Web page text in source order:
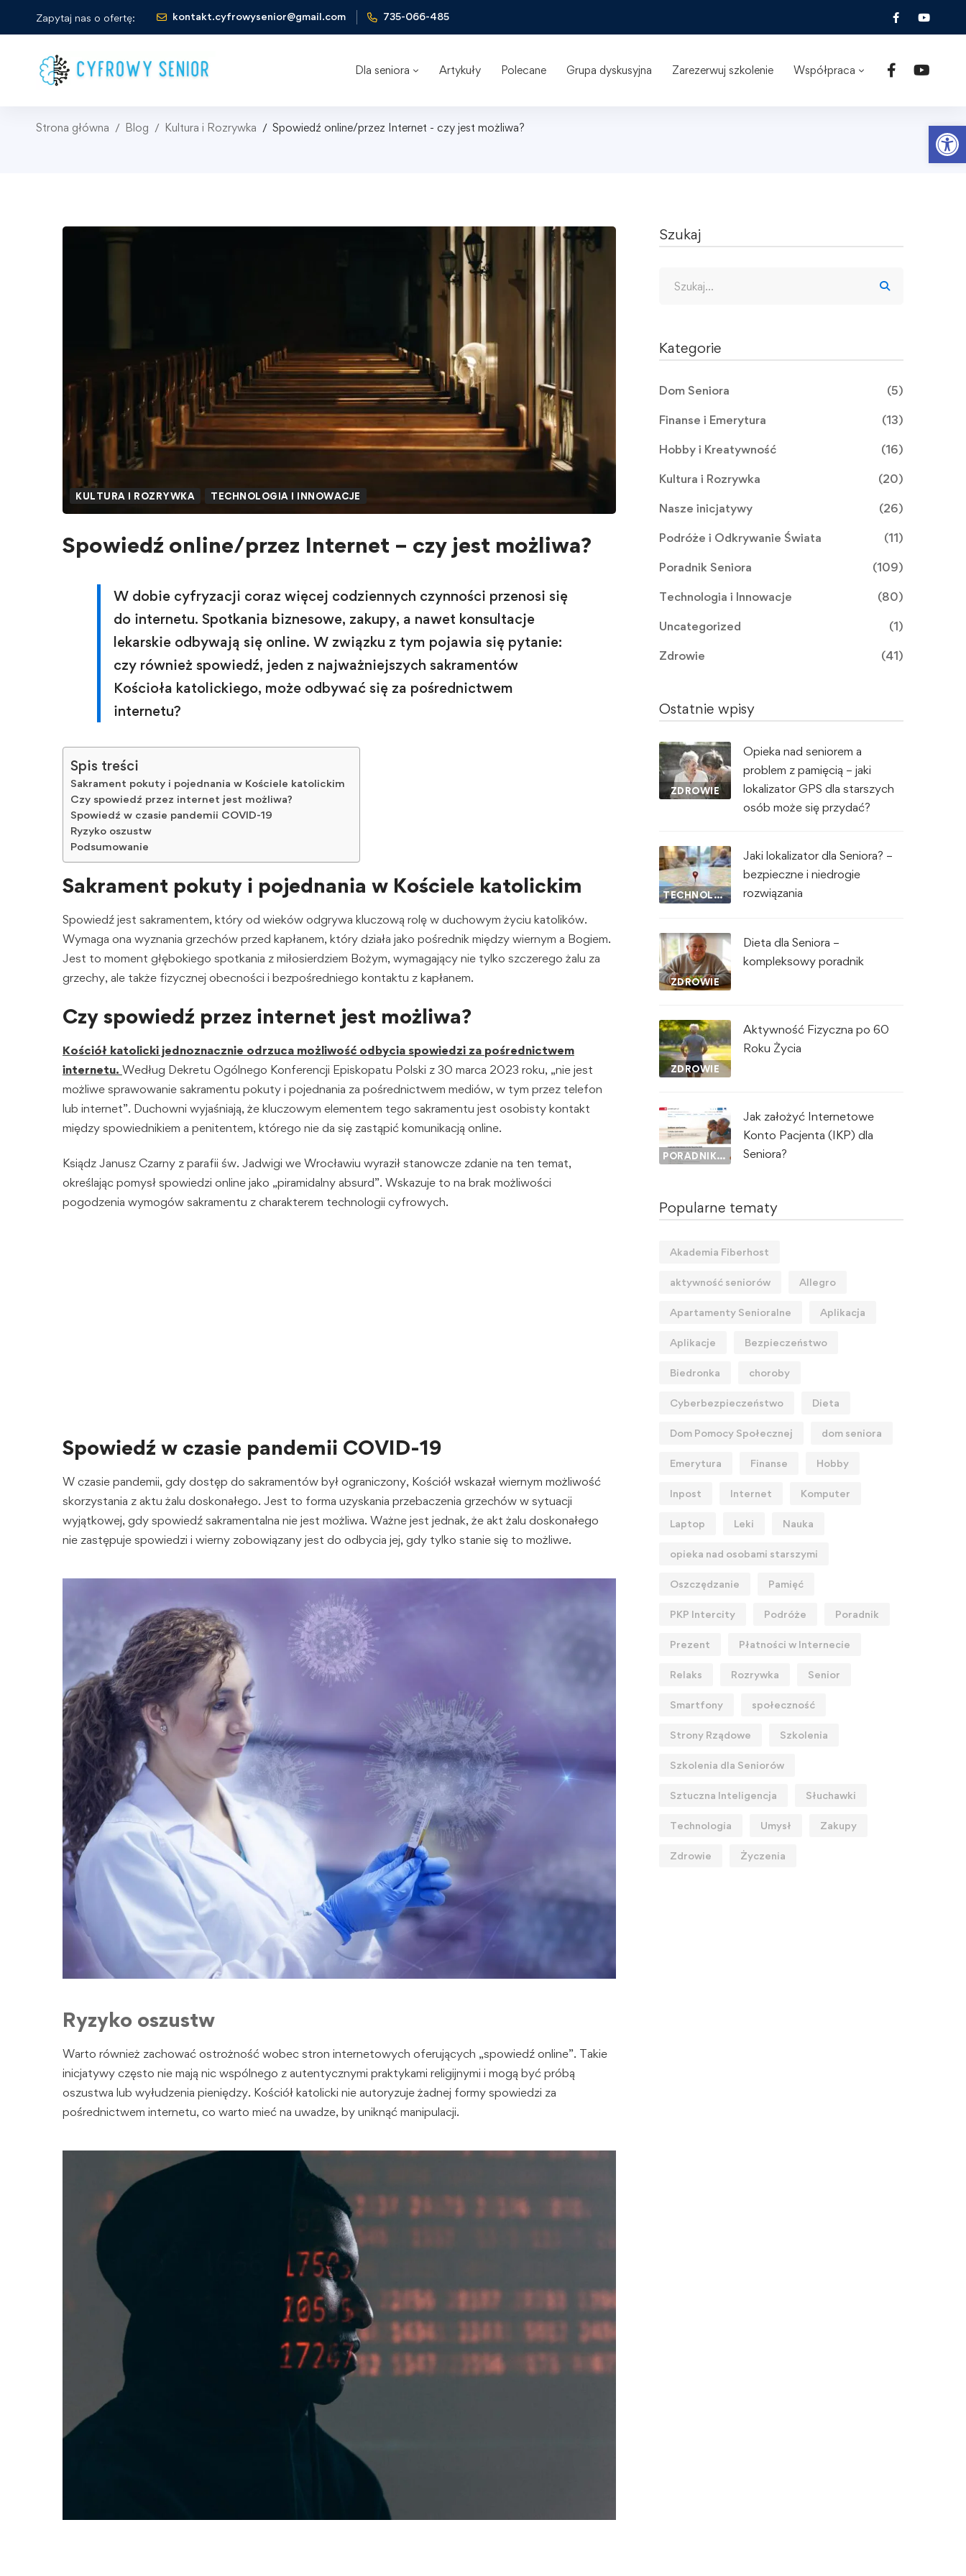
Zapytaj nas o ofertę: kontakt.cyfrowysenior@gmail.com 735-066-485
Dla seniora Artykuły Polecane Grupa dyskusyjna Zarezerwuj szkolenie Współpraca
Strona główna Blog Kultura i Rozrywka Spowiedź online/przez Internet - czy jest możliwa?
KULTURA I ROZRYWKA TECHNOLOGIA I INNOWACJE
Spowiedź online/przez Internet – czy jest możliwa?
W dobie cyfryzacji coraz więcej codziennych czynności przenosi się
do internetu. Spotkania biznesowe, zakupy, a nawet konsultacje
lekarskie odbywają się online. W związku z tym pojawia się pytanie:
czy również spowiedź, jeden z najważniejszych sakramentów
Kościoła katolickiego, może odbywać się za pośrednictwem
internetu?
Spis treści
Sakrament pokuty i pojednania w Kościele katolickim
Czy spowiedź przez internet jest możliwa?
Spowiedź w czasie pandemii COVID-19
Ryzyko oszustw
Podsumowanie
Sakrament pokuty i pojednania w Kościele katolickim
Spowiedź jest sakramentem, który od wieków odgrywa kluczową rolę w duchowym życiu katolików.
Wymaga ona wyznania grzechów przed kapłanem, który działa jako pośrednik między wiernym a Bogiem.
Jest to moment głębokiego spotkania z miłosierdziem Bożym, wymagający nie tylko szczerego żalu za
grzechy, ale także fizycznej obecności i bezpośredniego kontaktu z kapłanem.
Czy spowiedź przez internet jest możliwa?
Kościół katolicki jednoznacznie odrzuca możliwość odbycia spowiedzi za pośrednictwem
internetu. Według Dekretu Ogólnego Konferencji Episkopatu Polski z 30 marca 2023 roku, „nie jest
możliwe sprawowanie sakramentu pokuty i pojednania za pośrednictwem mediów, w tym przez telefon
lub internet”. Duchowni wyjaśniają, że kluczowym elementem tego sakramentu jest osobisty kontakt
między spowiednikiem a penitentem, którego nie da się zastąpić komunikacją online.
Ksiądz Janusz Czarny z parafii św. Jadwigi we Wrocławiu wyraził stanowcze zdanie na ten temat,
określając pomysł spowiedzi online jako „piramidalny absurd”. Wskazuje to na brak możliwości
pogodzenia wymogów sakramentu z charakterem technologii cyfrowych.
Spowiedź w czasie pandemii COVID-19
W czasie pandemii, gdy dostęp do sakramentów był ograniczony, Kościół wskazał wiernym możliwość
skorzystania z aktu żalu doskonałego. Jest to forma uzyskania przebaczenia grzechów w sytuacji
wyjątkowej, gdy spowiedź sakramentalna nie jest możliwa. Ważne jest jednak, że akt żalu doskonałego
nie zastępuje spowiedzi i wierny zobowiązany jest do odbycia jej, gdy tylko stanie się to możliwe.
Ryzyko oszustw
Warto również zachować ostrożność wobec stron internetowych oferujących „spowiedź online”. Takie
inicjatywy często nie mają nic wspólnego z autentycznymi praktykami religijnymi i mogą być próbą
oszustwa lub wyłudzenia pieniędzy. Kościół katolicki nie autoryzuje żadnej formy spowiedzi za
pośrednictwem internetu, co warto mieć na uwadze, by uniknąć manipulacji.
Szukaj
Kategorie
Dom Seniora (5)
Finanse i Emerytura (13)
Hobby i Kreatywność (16)
Kultura i Rozrywka (20)
Nasze inicjatywy (26)
Podróże i Odkrywanie Świata (11)
Poradnik Seniora (109)
Technologia i Innowacje (80)
Uncategorized (1)
Zdrowie (41)
Ostatnie wpisy
ZDROWIE
Opieka nad seniorem a
problem z pamięcią – jaki
lokalizator GPS dla starszych
osób może się przydać?
TECHNOLOGIA I INNOWACJE
Jaki lokalizator dla Seniora? –
bezpieczne i niedrogie
rozwiązania
ZDROWIE
Dieta dla Seniora –
kompleksowy poradnik
ZDROWIE
Aktywność Fizyczna po 60
Roku Życia
PORADNIK SENIORA
Jak założyć Internetowe
Konto Pacjenta (IKP) dla
Seniora?
Popularne tematy
Akademia Fiberhost
aktywność seniorów Allegro
Apartamenty Senioralne Aplikacja
Aplikacje Bezpieczeństwo
Biedronka choroby
Cyberbezpieczeństwo Dieta
Dom Pomocy Społecznej dom seniora
Emerytura Finanse Hobby
Inpost Internet Komputer
Laptop Leki Nauka
opieka nad osobami starszymi
Oszczędzanie Pamięć
PKP Intercity Podróże Poradnik
Prezent Płatności w Internecie
Relaks Rozrywka Senior
Smartfony społeczność
Strony Rządowe Szkolenia
Szkolenia dla Seniorów
Sztuczna Inteligencja Słuchawki
Technologia Umysł Zakupy
Zdrowie Życzenia